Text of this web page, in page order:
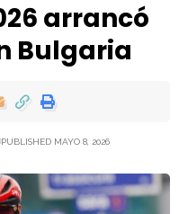
arrancó
Bulgaria
PUBLISHED MAYO 8, 2026